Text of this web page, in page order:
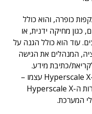
כופרה, והוא כולל
כגון מחיקה ידנית, או
עוד הוא כולל הגנה על
המנהלים את הגישה
כתיבת מידע.
בנוסף, הוא כולל הגנה מפני תקיפת ה-Hyperscale X עצמו –
כל פקודה או פעולה שאינן חלק מהגדרות ה-Hyperscale X
המערכת.